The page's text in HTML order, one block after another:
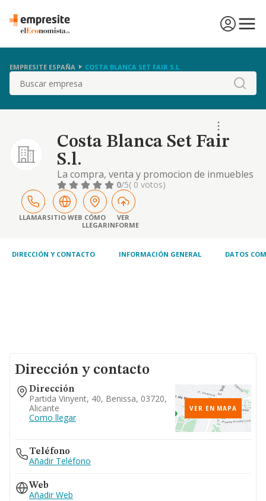
EMPRESITE ESPAÑA COSTA BLANCA SET FAIR S.L.
Buscar
Costa Blanca Set Fair
S.l.
La compra, venta y promocion de inmuebles
0/5( 0 votos)
LLAMARSITIO WEB CÓMO
LLEGAR
VER
INFORME
DIRECCIÓN Y CONTACTO INFORMACIÓN GENERAL DATOS
Dirección y contacto
Dirección
Partida Vinyent, 40, Benissa, 03720,
Alicante
Como llegar
VER EN MAPA
Teléfono
Añadir Teléfono
Web
Añadir Web